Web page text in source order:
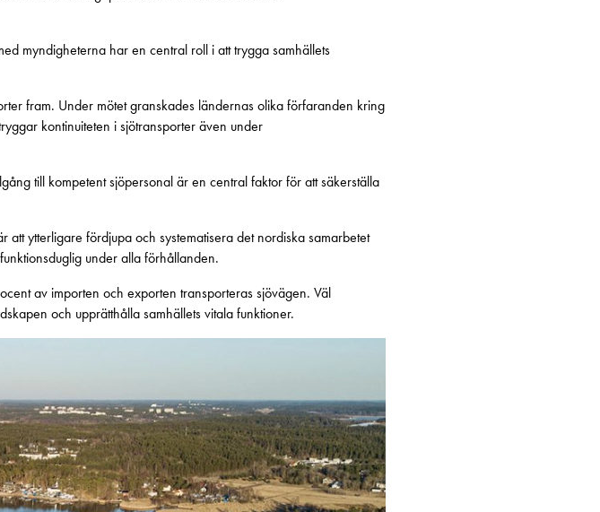
myndigheterna har en central roll i att trygga samhällets
fram. Under mötet granskades ländernas olika förfaranden kring
kontinuiteten i sjötransporter även under
till kompetent sjöpersonal är en central faktor för att säkerställa
att ytterligare fördjupa och systematisera det nordiska samarbetet
under alla förhållanden.
av importen och exporten transporteras sjövägen. Väl
och upprätthålla samhällets vitala funktioner.